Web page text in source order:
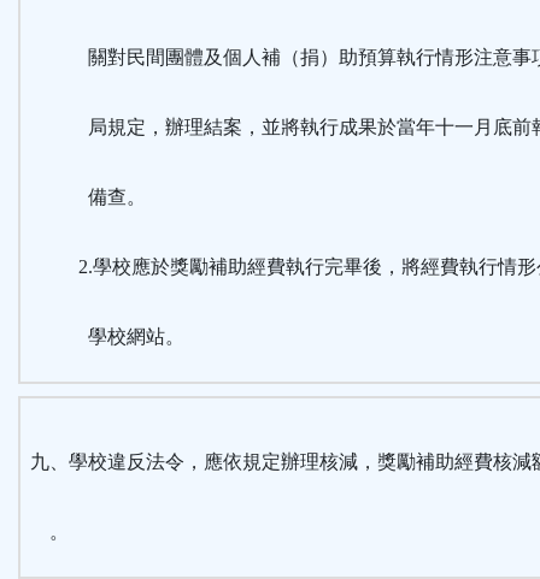
關對民間團體及個人補（捐）助預算執行情形注意事
局規定，辦理結案，並將執行成果於當年十一月底前
備查。
2.學校應於獎勵補助經費執行完畢後，將經費執行情形
學校網站。
九、學校違反法令，應依規定辦理核減，獎勵補助經費核減
。